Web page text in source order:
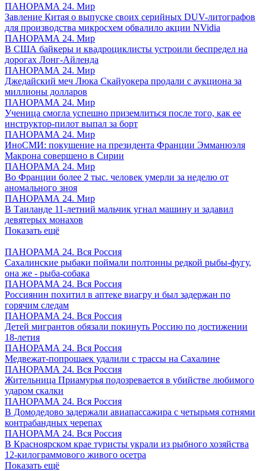
ПАНОРАМА 24. Мир
Завление Китая о выпуске своих серийных DUV-литографов
для производства микросхем обвалило акции NVidia
ПАНОРАМА 24. Мир
В США байкеры и квадроциклисты устроили беспредел на
дорогах Лонг-Айленда
ПАНОРАМА 24. Мир
Джедайский меч Люка Скайуокера продали с аукциона за
миллионы долларов
ПАНОРАМА 24. Мир
Ученица смогла успешно приземлиться после того, как ее
инструктор-пилот выпал за борт
ПАНОРАМА 24. Мир
ИноСМИ: покушение на президента Франции Эмманюэля
Макрона совершено в Сирии
ПАНОРАМА 24. Мир
Во Франции более 2 тыс. человек умерли за неделю от
аномального зноя
ПАНОРАМА 24. Мир
В Таиланде 11-летний мальчик угнал машину и задавил
девятерых монахов
Показать ещё
ПАНОРАМА 24. Вся Россия
Сахалинские рыбаки поймали полтонны редкой рыбы-фугу,
она же - рыба-собака
ПАНОРАМА 24. Вся Россия
Россиянин похитил в аптеке виагру и был задержан по
горячим следам
ПАНОРАМА 24. Вся Россия
Детей мигрантов обязали покинуть Россию по достижении
18-летия
ПАНОРАМА 24. Вся Россия
Медвежат-попрошаек удалили с трассы на Сахалине
ПАНОРАМА 24. Вся Россия
Жительница Приамурья подозревается в убийстве любимого
ударом скалки
ПАНОРАМА 24. Вся Россия
В Домодедово задержали авиапассажира с четырьмя сотнями
контрабандных черепах
ПАНОРАМА 24. Вся Россия
В Красноярском крае туристы украли из рыбного хозяйства
12-килограммового живого осетра
Показать ещё